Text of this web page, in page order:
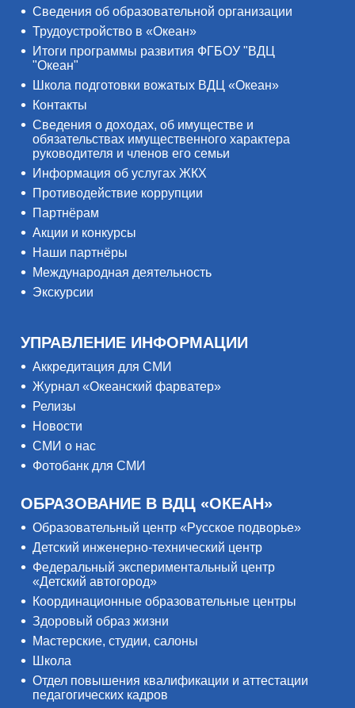
Сведения об образовательной организации
Трудоустройство в «Океан»
Итоги программы развития ФГБОУ "ВДЦ
"Океан"
Школа подготовки вожатых ВДЦ «Океан»
Контакты
Сведения о доходах, об имуществе и
обязательствах имущественного характера
руководителя и членов его семьи
Информация об услугах ЖКХ
Противодействие коррупции
Партнёрам
Акции и конкурсы
Наши партнёры
Международная деятельность
Экскурсии
УПРАВЛЕНИЕ ИНФОРМАЦИИ
Аккредитация для СМИ
Журнал «Океанский фарватер»
Релизы
Новости
СМИ о нас
Фотобанк для СМИ
ОБРАЗОВАНИЕ В ВДЦ «ОКЕАН»
Образовательный центр «Русское подворье»
Детский инженерно-технический центр
Федеральный экспериментальный центр
«Детский автогород»
Координационные образовательные центры
Здоровый образ жизни
Мастерские, студии, салоны
Школа
Отдел повышения квалификации и аттестации
педагогических кадров